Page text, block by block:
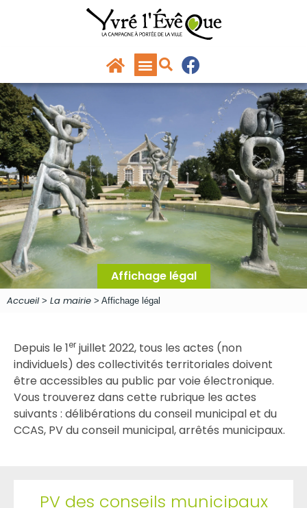
Panneau de gestion des cookies
Affichage légal
Accueil> La mairie > Affichage légal
Depuis le 1er juillet 2022, tous les actes (non
individuels) des collectivités territoriales doivent
être accessibles au public par voie électronique.
Vous trouverez dans cette rubrique les actes
suivants : délibérations du conseil municipal et du
CCAS, PV du conseil municipal, arrêtés municipaux.
PV des conseils municipaux